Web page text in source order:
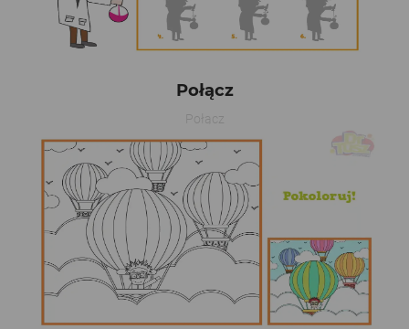
Połącz
Połącz